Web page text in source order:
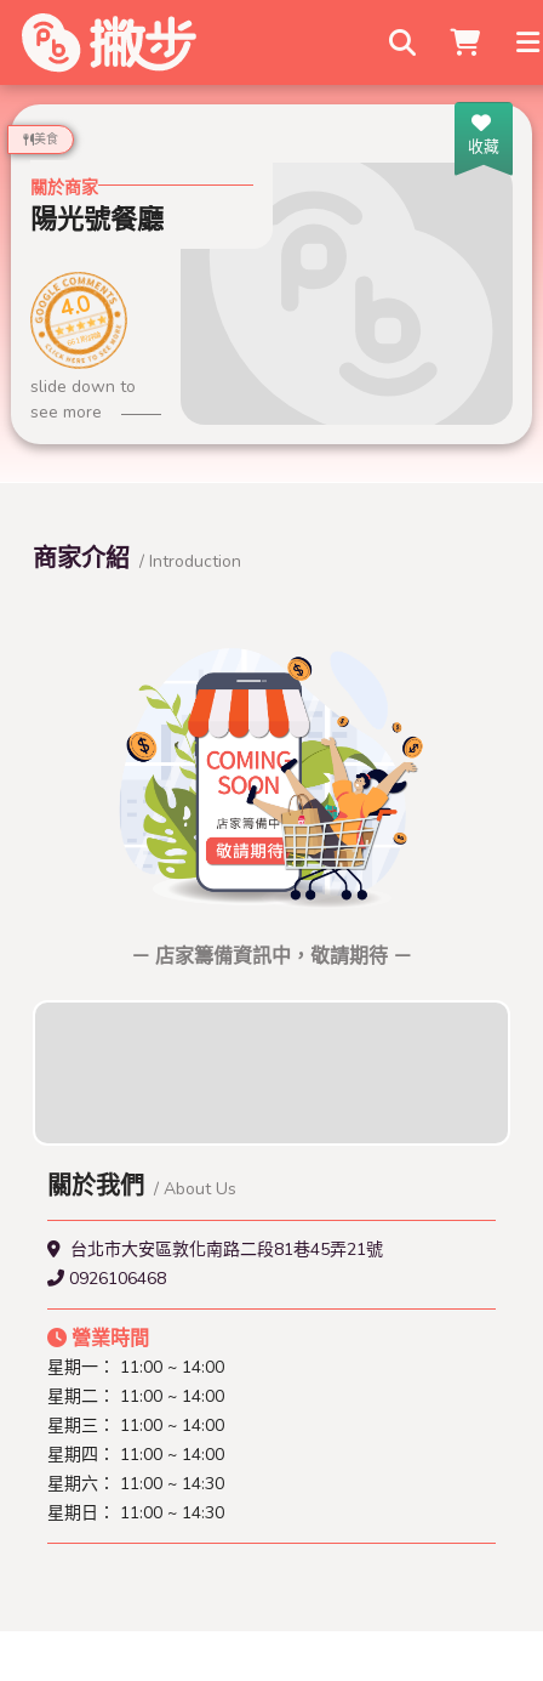
搜尋商家
收藏
美食
關於商家
陽光號餐廳
4.0
661 則評論
slide down to
see more
商家介紹 / Introduction
－ 店家籌備資訊中，敬請期待 －
關於我們 / About Us
台北市大安區敦化南路二段81巷45弄21號
0926106468
營業時間
星期一： 11:00 ~ 14:00
星期二： 11:00 ~ 14:00
星期三： 11:00 ~ 14:00
星期四： 11:00 ~ 14:00
星期六： 11:00 ~ 14:30
星期日： 11:00 ~ 14:30